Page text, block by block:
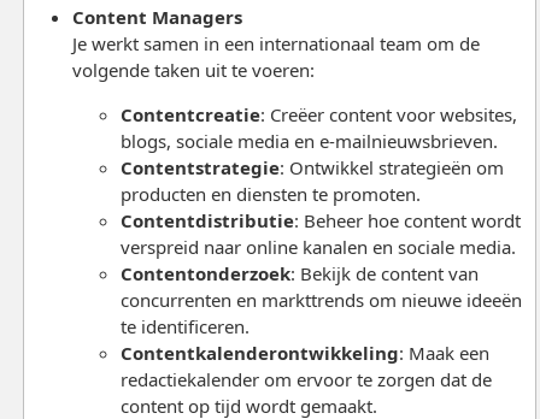
Content Managers
Je werkt samen in een internationaal team om de
volgende taken uit te voeren:
Contentcreatie: Creëer content voor websites,
blogs, sociale media en e-mailnieuwsbrieven.
Contentstrategie: Ontwikkel strategieën om
producten en diensten te promoten.
Contentdistributie: Beheer hoe content wordt
verspreid naar online kanalen en sociale media.
Contentonderzoek: Bekijk de content van
concurrenten en markttrends om nieuwe ideeën
te identificeren.
Contentkalenderontwikkeling: Maak een
redactiekalender om ervoor te zorgen dat de
content op tijd wordt gemaakt.